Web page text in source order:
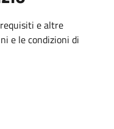
e altre
e le condizioni di